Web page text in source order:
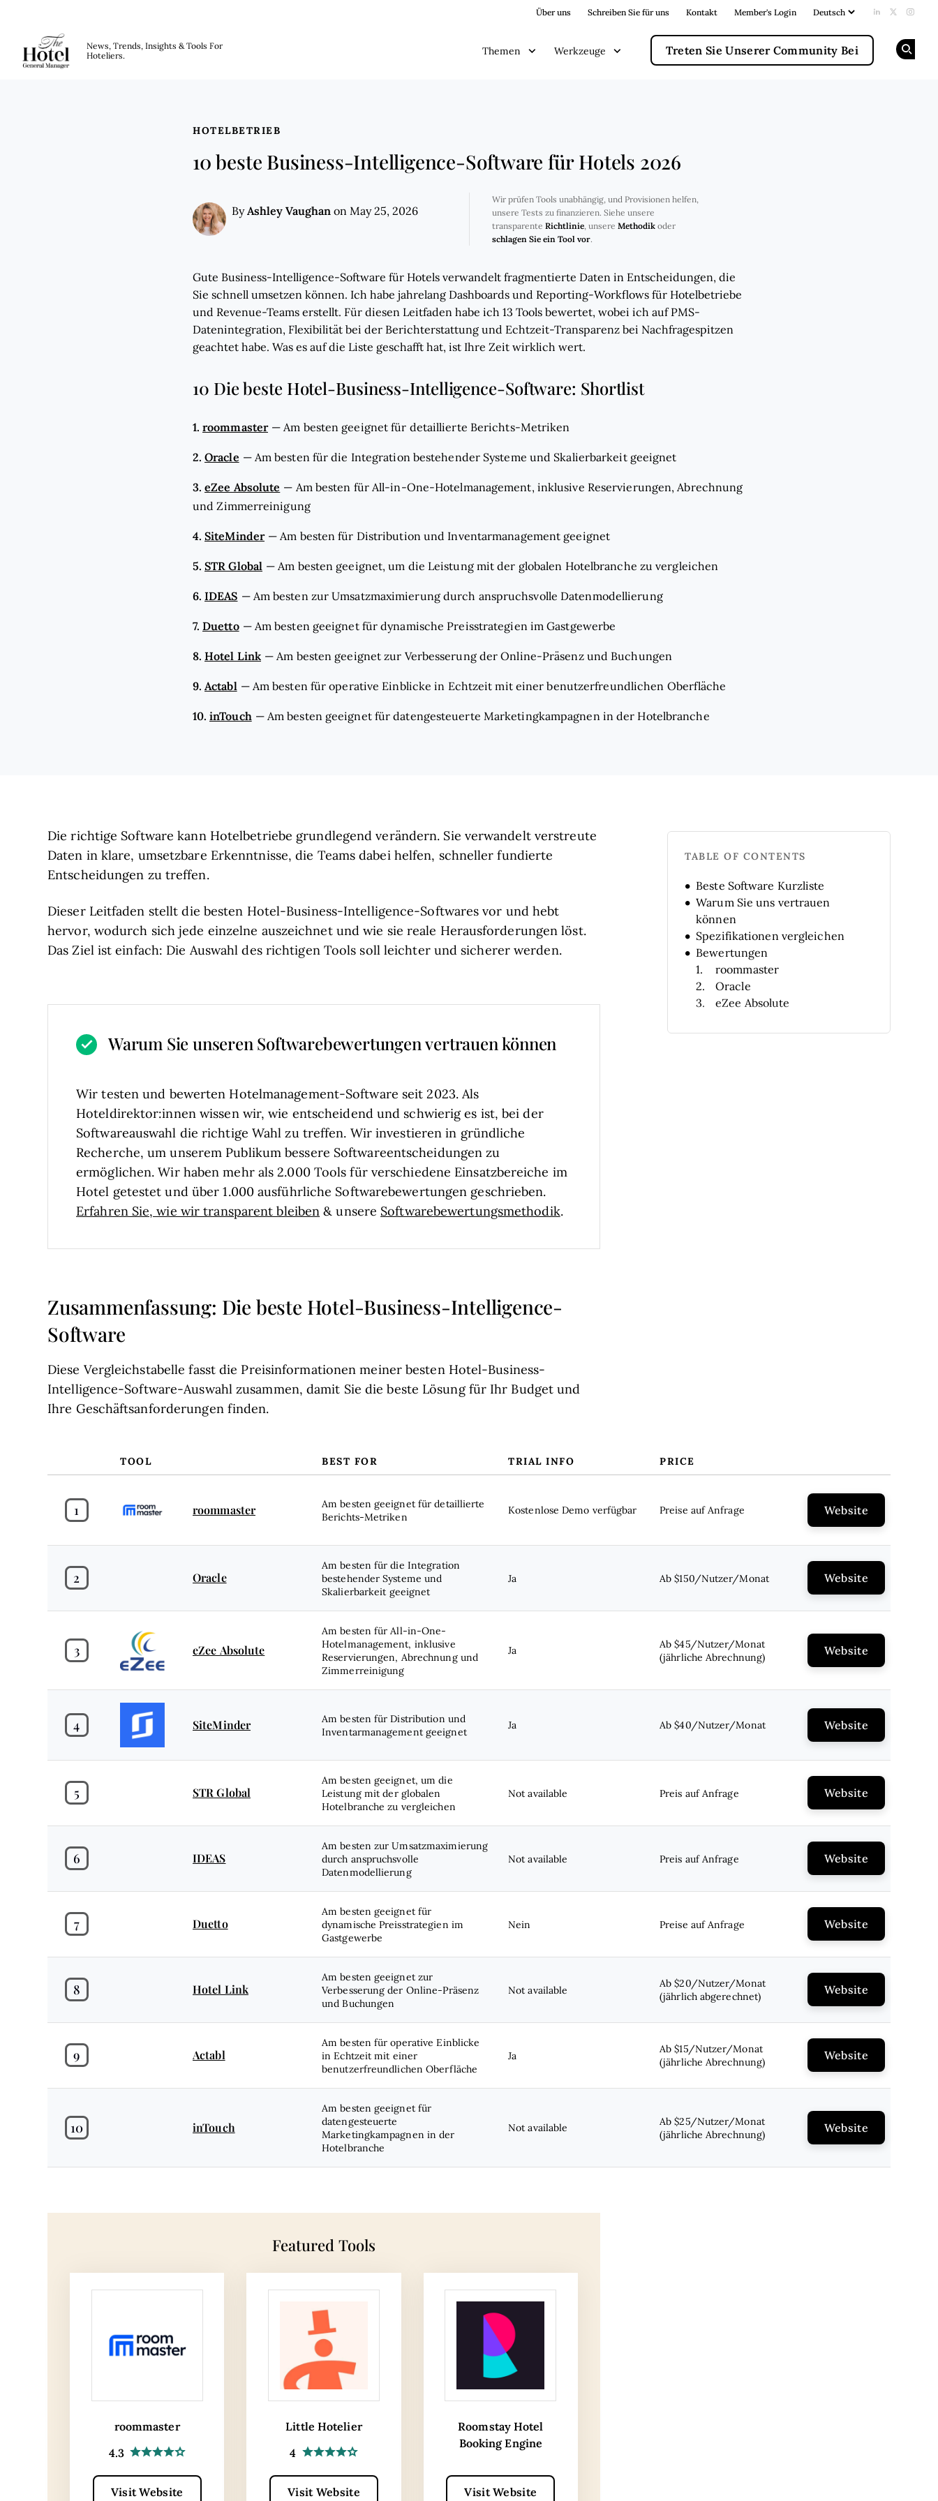
Über uns Schreiben Sie für uns Kontakt Member's Login Add us on
Follow
News, Trends, Insights & Tools For
Hoteliers.
Themen Werkzeuge Treten Sie Unserer Community Bei
HOTELBETRIEB
10 beste Business-Intelligence-Software für Hotels 2026
ByAshley Vaughanon May 25, 2026
Wir prüfen Tools unabhängig, und Provisionen helfen,
unsere Tests zu finanzieren. Siehe unsere
transparente Richtlinie, unsere Methodikoder
schlagen Sie ein Tool vor.
Gute Business-Intelligence-Software für Hotels verwandelt fragmentierte Daten in Entscheidungen, die
Sie schnell umsetzen können. Ich habe jahrelang Dashboards und Reporting-Workflows für Hotelbetriebe
und Revenue-Teams erstellt. Für diesen Leitfaden habe ich 13 Tools bewertet, wobei ich auf PMS-
Datenintegration, Flexibilität bei der Berichterstattung und Echtzeit-Transparenz bei Nachfragespitzen
geachtet habe. Was es auf die Liste geschafft hat, ist Ihre Zeit wirklich wert.
10 Die beste Hotel-Business-Intelligence-Software: Shortlist
1. roommaster — Am besten geeignet für detaillierte Berichts-Metriken
2. Oracle — Am besten für die Integration bestehender Systeme und Skalierbarkeit geeignet
3. eZee Absolute — Am besten für All-in-One-Hotelmanagement, inklusive Reservierungen, Abrechnung
und Zimmerreinigung
4. SiteMinder — Am besten für Distribution und Inventarmanagement geeignet
5. STR Global — Am besten geeignet, um die Leistung mit der globalen Hotelbranche zu vergleichen
6. IDEAS — Am besten zur Umsatzmaximierung durch anspruchsvolle Datenmodellierung
7. Duetto — Am besten geeignet für dynamische Preisstrategien im Gastgewerbe
8. Hotel Link — Am besten geeignet zur Verbesserung der Online-Präsenz und Buchungen
9. Actabl — Am besten für operative Einblicke in Echtzeit mit einer benutzerfreundlichen Oberfläche
10. inTouch — Am besten geeignet für datengesteuerte Marketingkampagnen in der Hotelbranche
Die richtige Software kann Hotelbetriebe grundlegend verändern. Sie verwandelt verstreute
Daten in klare, umsetzbare Erkenntnisse, die Teams dabei helfen, schneller fundierte
Entscheidungen zu treffen.
Dieser Leitfaden stellt die besten Hotel-Business-Intelligence-Softwares vor und hebt
hervor, wodurch sich jede einzelne auszeichnet und wie sie reale Herausforderungen löst.
Das Ziel ist einfach: Die Auswahl des richtigen Tools soll leichter und sicherer werden.
Warum Sie unseren Softwarebewertungen vertrauen können
Wir testen und bewerten Hotelmanagement-Software seit 2023. Als
Hoteldirektor:innen wissen wir, wie entscheidend und schwierig es ist, bei der
Softwareauswahl die richtige Wahl zu treffen. Wir investieren in gründliche
Recherche, um unserem Publikum bessere Softwareentscheidungen zu
ermöglichen. Wir haben mehr als 2.000 Tools für verschiedene Einsatzbereiche im
Hotel getestet und über 1.000 ausführliche Softwarebewertungen geschrieben.
Erfahren Sie, wie wir transparent bleiben & unsere Softwarebewertungsmethodik.
Zusammenfassung: Die beste Hotel-Business-Intelligence-
Software
Diese Vergleichstabelle fasst die Preisinformationen meiner besten Hotel-Business-
Intelligence-Software-Auswahl zusammen, damit Sie die beste Lösung für Ihr Budget und
Ihre Geschäftsanforderungen finden.
TOOL BEST FOR TRIAL INFO PRICE
1 roommaster
Am besten geeignet für detaillierte
Berichts-Metriken
Kostenlose Demo verfügbar Preise auf Anfrage Website
2 Oracle
Am besten für die Integration
bestehender Systeme und
Skalierbarkeit geeignet
Ja Ab $150/Nutzer/Monat Website
3 eZee Absolute
Am besten für All-in-One-
Hotelmanagement, inklusive
Reservierungen, Abrechnung und
Zimmerreinigung
Ja
Ab $45/Nutzer/Monat
(jährliche Abrechnung)
Website
4 SiteMinder
Am besten für Distribution und
Inventarmanagement geeignet
Ja Ab $40/Nutzer/Monat Website
5 STR Global
Am besten geeignet, um die
Leistung mit der globalen
Hotelbranche zu vergleichen
Not available Preis auf Anfrage Website
6 IDEAS
Am besten zur Umsatzmaximierung
durch anspruchsvolle
Datenmodellierung
Not available Preis auf Anfrage Website
7 Duetto
Am besten geeignet für
dynamische Preisstrategien im
Gastgewerbe
Nein Preise auf Anfrage Website
8 Hotel Link
Am besten geeignet zur
Verbesserung der Online-Präsenz
und Buchungen
Not available
Ab $20/Nutzer/Monat
(jährlich abgerechnet)
Website
9 Actabl
Am besten für operative Einblicke
in Echtzeit mit einer
benutzerfreundlichen Oberfläche
Ja
Ab $15/Nutzer/Monat
(jährliche Abrechnung)
Website
10 inTouch
Am besten geeignet für
datengesteuerte
Marketingkampagnen in der
Hotelbranche
Not available
Ab $25/Nutzer/Monat
(jährliche Abrechnung)
Website
Featured Tools
roommaster
4.3
Visit Website
Little Hotelier
4
Visit Website
Roomstay Hotel
Booking Engine
Visit Website
TABLE OF CONTENTS
Beste Software Kurzliste
Warum Sie uns vertrauen
können
Spezifikationen vergleichen
Bewertungen
roommaster
Oracle
eZee Absolute
STR Global